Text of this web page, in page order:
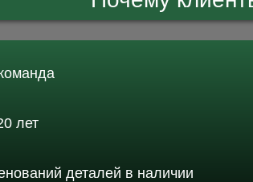
лет
деталей в наличии